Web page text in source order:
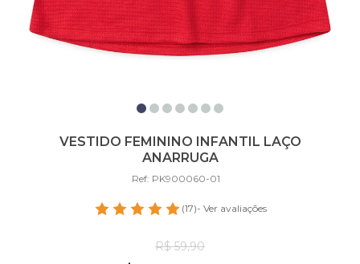
VESTIDO FEMININO INFANTIL LAÇO
ANARRUGA
Ref: PK900060-01
(17)- Ver avaliações
R$ 59,90